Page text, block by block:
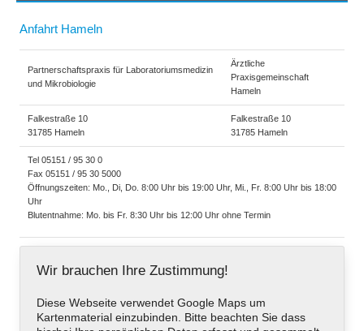
Anfahrt Hameln
Partnerschaftspraxis für Laboratoriumsmedizin
und Mikrobiologie
Ärztliche
Praxisgemeinschaft
Hameln
Falkestraße 10
31785 Hameln
Falkestraße 10
31785 Hameln
Tel 05151 / 95 30 0
Fax 05151 / 95 30 5000
Öffnungszeiten: Mo., Di, Do. 8:00 Uhr bis 19:00 Uhr, Mi., Fr. 8:00 Uhr bis 18:00
Uhr
Blutentnahme: Mo. bis Fr. 8:30 Uhr bis 12:00 Uhr ohne Termin
Wir brauchen Ihre Zustimmung!
Diese Webseite verwendet Google Maps um
Kartenmaterial einzubinden. Bitte beachten Sie dass